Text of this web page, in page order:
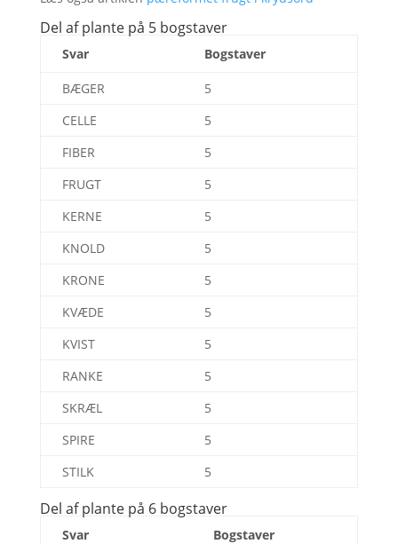
Del af plante på 5 bogstaver
Svar Bogstaver
BÆGER
5
CELLE
5
FIBER
5
FRUGT
5
KERNE
5
KNOLD
5
KRONE
5
KVÆDE
5
KVIST
5
RANKE
5
SKRÆL
5
SPIRE
5
STILK
5
Del af plante på 6 bogstaver
Svar Bogstaver